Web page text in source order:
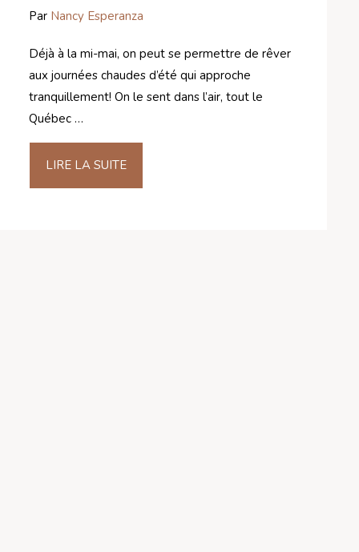
Par Nancy Esperanza
Déjà à la mi-mai, on peut se permettre de rêver
aux journées chaudes d’été qui approche
tranquillement! On le sent dans l’air, tout le
Québec …
LIRE LA SUITE